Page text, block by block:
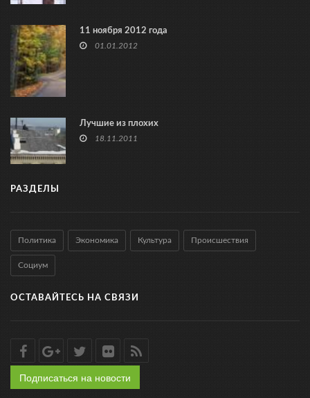
11 ноября 2012 года
01.01.2012
Лучшие из плохих
18.11.2011
РАЗДЕЛЫ
Политика Экономика Культура Происшествия
Социум
ОСТАВАЙТЕСЬ НА СВЯЗИ
Подписаться на новости